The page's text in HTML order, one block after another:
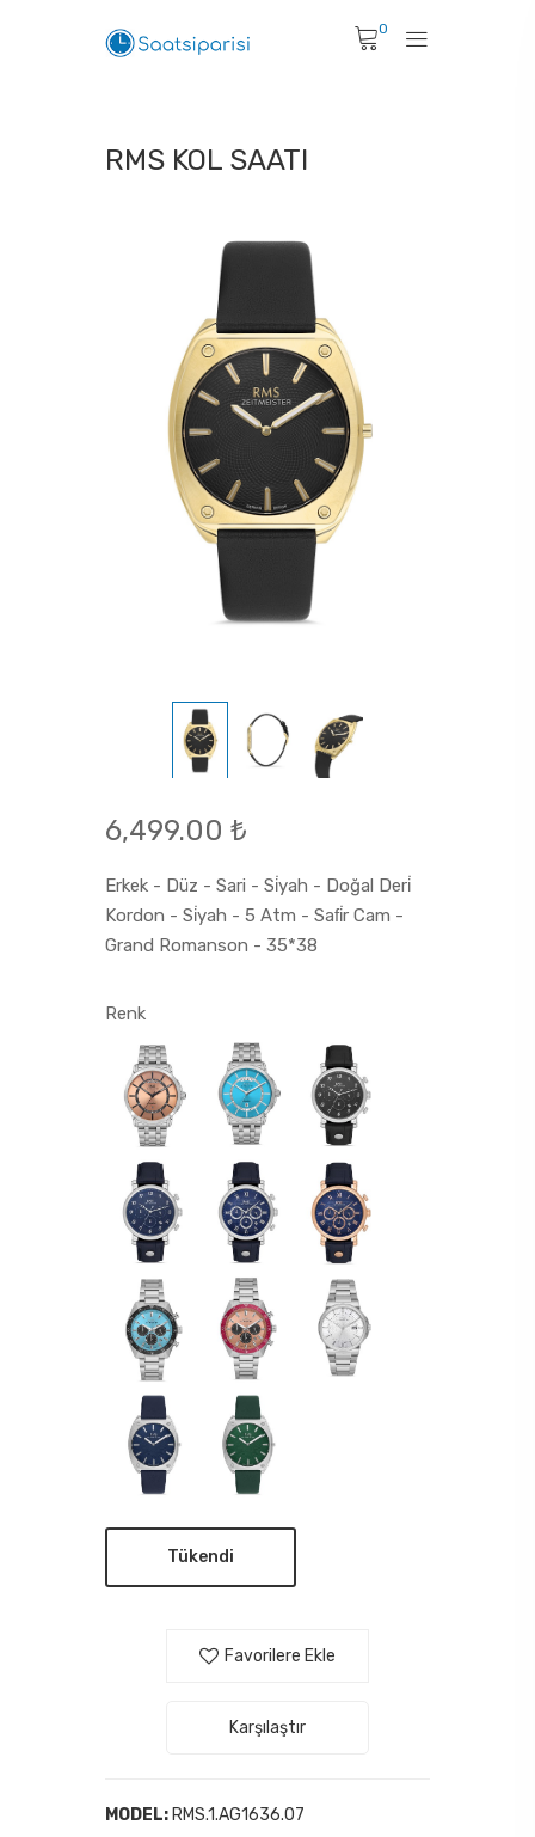
0
RMS KOL SAATI
6,499.00 ₺
Erkek - Düz - Sari - Si̇yah - Doğal Deri̇
Kordon - Si̇yah - 5 Atm - Safi̇r Cam -
Grand Romanson - 35*38
Renk
Tükendi
Favorilere Ekle
Karşılaştır
MODEL: RMS.1.AG1636.07